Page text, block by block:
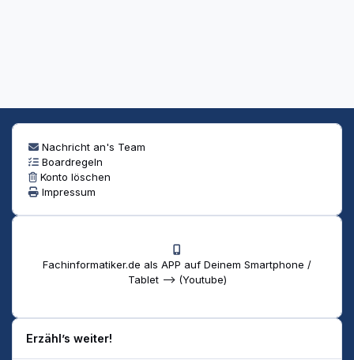
Nachricht an's Team
Boardregeln
Konto löschen
Impressum
Fachinformatiker.de als APP auf Deinem Smartphone /
Tablet --> (Youtube)
Erzähl’s weiter!